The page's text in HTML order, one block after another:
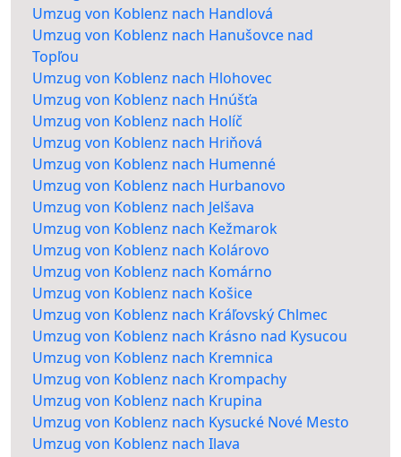
Umzug von Koblenz nach Handlová
Umzug von Koblenz nach Hanušovce nad
Topľou
Umzug von Koblenz nach Hlohovec
Umzug von Koblenz nach Hnúšťa
Umzug von Koblenz nach Holíč
Umzug von Koblenz nach Hriňová
Umzug von Koblenz nach Humenné
Umzug von Koblenz nach Hurbanovo
Umzug von Koblenz nach Jelšava
Umzug von Koblenz nach Kežmarok
Umzug von Koblenz nach Kolárovo
Umzug von Koblenz nach Komárno
Umzug von Koblenz nach Košice
Umzug von Koblenz nach Kráľovský Chlmec
Umzug von Koblenz nach Krásno nad Kysucou
Umzug von Koblenz nach Kremnica
Umzug von Koblenz nach Krompachy
Umzug von Koblenz nach Krupina
Umzug von Koblenz nach Kysucké Nové Mesto
Umzug von Koblenz nach Ilava